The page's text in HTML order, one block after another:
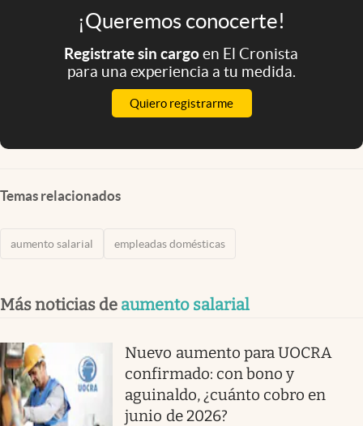
¡Queremos conocerte!
Registrate sin cargoen El Cronista
para una experiencia a tu medida.
Quiero registrarme
Temas relacionados
aumento salarial empleadas domésticas
Más noticias de aumento salarial
Nuevo aumento para UOCRA
confirmado: con bono y
aguinaldo, ¿cuánto cobro en
junio de 2026?